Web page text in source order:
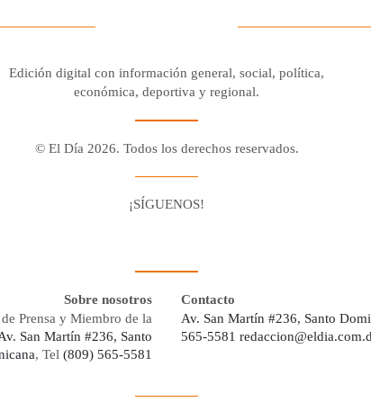
Edición digital con información general, social, política,
económica, deportiva y regional.
© El Día 2026. Todos los derechos reservados.
¡SÍGUENOS!
Sobre nosotros
Prensa y Miembro de la
San Martín #236, Santo
, Tel (809) 565-5581
Contacto
Av. San Martín #236, Santo
565-5581